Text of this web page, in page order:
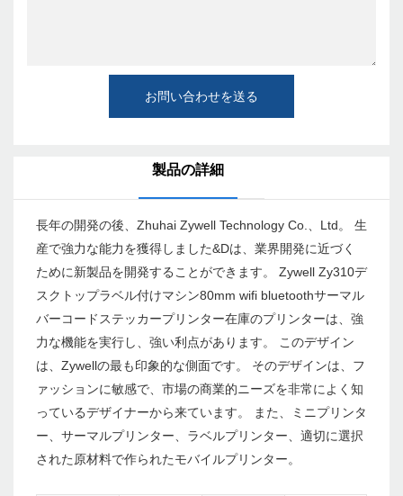
お問い合わせを送る
製品の詳細
長年の開発の後、Zhuhai Zywell Technology Co.、Ltd。 生
産で強力な能力を獲得しました&Dは、業界開発に近づく
ために新製品を開発することができます。 Zywell Zy310デ
スクトップラベル付けマシン80mm wifi bluetoothサーマル
バーコードステッカープリンター在庫のプリンターは、強
力な機能を実行し、強い利点があります。 このデザイン
は、Zywellの最も印象的な側面です。 そのデザインは、フ
ァッションに敏感で、市場の商業的ニーズを非常によく知
っているデザイナーから来ています。 また、ミニプリンタ
ー、サーマルプリンター、ラベルプリンター、適切に選択
された原材料で作られたモバイルプリンター。